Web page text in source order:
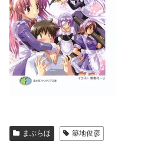
まぶらほ 築地俊彦